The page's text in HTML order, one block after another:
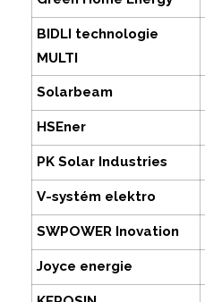
BIDLI technologie
MULTI
Solarbeam
HSEner
PK Solar Industries
V-systém elektro
SWPOWER Inovation
Joyce energie